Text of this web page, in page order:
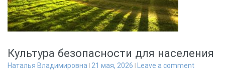
Культура безопасности для населения
Наталья Владимировна 21 мая, 2026 Leave a comment